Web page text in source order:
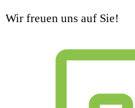
Wir freuen uns auf Sie!